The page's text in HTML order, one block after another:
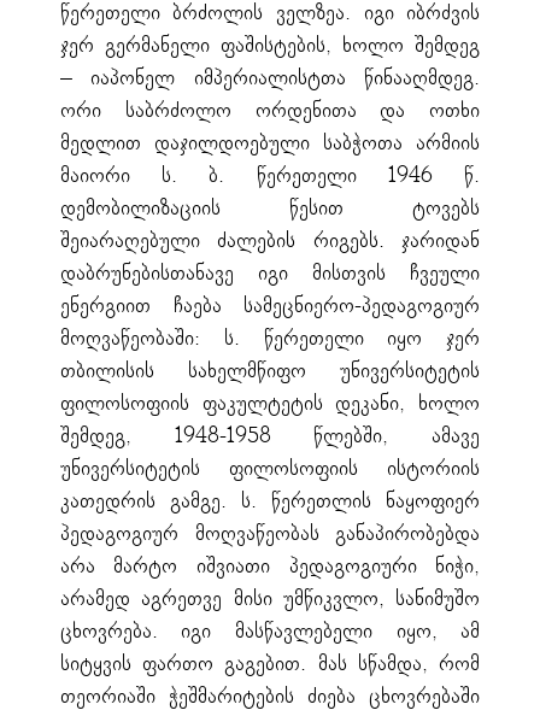
წერეთელი ბრძოლის ველზეა. იგი იბრძვის
ჯერ გერმანელი ფაშისტების, ხოლო შემდეგ
– იაპონელ იმპერიალისტთა წინააღმდეგ.
ორი საბრძოლო ორდენითა და ოთხი
მედლით დაჯილდოებული საბჭოთა არმიის
მაიორი ს. ბ. წერეთელი 1946 წ.
დემობილიზაციის წესით ტოვებს
შეიარაღებული ძალების რიგებს. ჯარიდან
დაბრუნებისთანავე იგი მისთვის ჩვეული
ენერგიით ჩაება სამეცნიერო-პედაგოგიურ
მოღვაწეობაში: ს. წერეთელი იყო ჯერ
თბილისის სახელმწიფო უნივერსიტეტის
ფილოსოფიის ფაკულტეტის დეკანი, ხოლო
შემდეგ, 1948-1958 წლებში, ამავე
უნივერსიტეტის ფილოსოფიის ისტორიის
კათედრის გამგე. ს. წერეთლის ნაყოფიერ
პედაგოგიურ მოღვაწეობას განაპირობებდა
არა მარტო იშვიათი პედაგოგიური ნიჭი,
არამედ აგრეთვე მისი უმწიკვლო, სანიმუშო
ცხოვრება. იგი მასწავლებელი იყო, ამ
სიტყვის ფართო გაგებით. მას სწამდა, რომ
თეორიაში ჭეშმარიტების ძიება ცხოვრებაში